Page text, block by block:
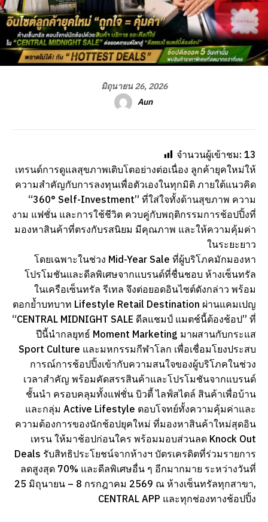
มิถุนายน 26, 2026
Aun
จำนวนผู้เข้าชม: 13
เทรนด์การดูแลสุขภาพเติบโตอย่างต่อเนื่อง ลูกค้ายุคใหม่ให้
ความสำคัญกับการลงทุนเพื่อตัวเองในทุกมิติ ภายใต้แนวคิด
“360° Self-Investment” ที่ใส่ใจทั้งด้านสุขภาพ ความ
งาม แฟชั่น และการใช้ชีวิต ควบคู่กับพฤติกรรมการช้อปปิ้งที่
มองหาสินค้าที่ตรงกับรสนิยม มีคุณภาพ และให้ความคุ้มค่า
ในระยะยาว
โดยเฉพาะในช่วง Mid-Year Sale ที่ผู้บริโภคมักมองหา
โปรโมชันและดีลพิเศษจากแบรนด์ที่ชื่นชอบ ห้างเซ็นทรัล
ในเครือเซ็นทรัล รีเทล จึงต่อยอดอินไซต์ดังกล่าว พร้อม
ตอกย้ำบทบาท Lifestyle Retail Destination ผ่านแคมเปญ
“CENTRAL MIDNIGHT SALE ดีลแชมป์ แมตช์นี้ต้องช้อป” ที่
ปีนี้นำกลยุทธ์ Moment Marketing มาผสานกับกระแส
Sport Culture และมหกรรมกีฬาโลก เพื่อเชื่อมโยงประสบ
การณ์การช้อปปิ้งเข้ากับความสนใจของผู้บริโภคในช่วง
เวลาสำคัญ พร้อมคัดสรรสินค้าและโปรโมชันจากแบรนด์
ชั้นนำ ครอบคลุมทั้งแฟชั่น บิวตี้ ไลฟ์สไตล์ สินค้าเพื่อบ้าน
และกลุ่ม Active Lifestyle ตอบโจทย์ทั้งความคุ้มค่าและ
ความต้องการของนักช้อปยุคใหม่ ที่มองหาสินค้าใหม่สุดอิน
เทรน ให้มาช้อปก่อนใคร พร้อมมอบส่วนลด Knock Out
Deals รับสิทธิประโยชน์จากห้างฯ บัตรเครดิตที่ร่วมรายการ
ลดสูงสุด 70% และดีลพิเศษอื่น ๆ อีกมากมาย ระหว่างวันที่
25 มิถุนายน – 8 กรกฎาคม 2569 ณ ห้างเซ็นทรัลทุกสาขา,
CENTRAL APP และทุกช่องทางช้อปปิ้ง